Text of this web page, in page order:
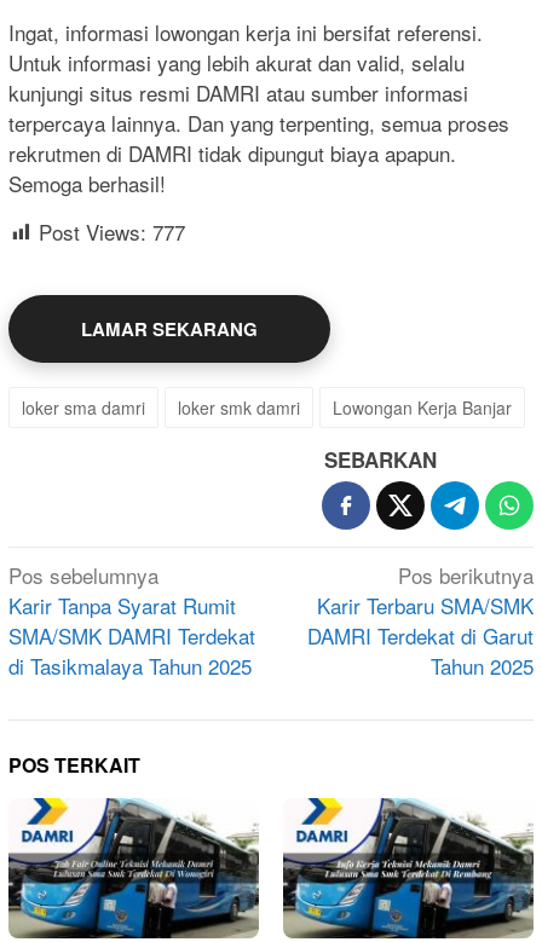
Ingat, informasi lowongan kerja ini bersifat referensi.
Untuk informasi yang lebih akurat dan valid, selalu
kunjungi situs resmi DAMRI atau sumber informasi
terpercaya lainnya. Dan yang terpenting, semua proses
rekrutmen di DAMRI tidak dipungut biaya apapun.
Semoga berhasil!
Post Views: 777
LAMAR SEKARANG
loker sma damri loker smk damri Lowongan Kerja Banjar
SEBARKAN
Navigasi
pos
Pos sebelumnya
Karir Tanpa Syarat Rumit
SMA/SMK DAMRI Terdekat
di Tasikmalaya Tahun 2025
Pos berikutnya
Karir Terbaru SMA/SMK
DAMRI Terdekat di Garut
Tahun 2025
POS TERKAIT